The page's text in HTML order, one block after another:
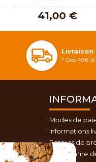
41,00 €
Livraison
* Dès 49€
Modes de
Informations
Retours de
Programme